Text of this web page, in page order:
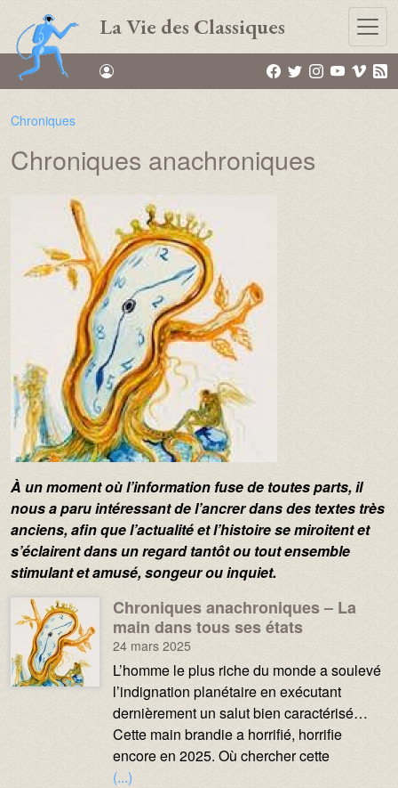
Aller au contenu principal
La Vie des Classiques
Chroniques
Name :
Chroniques anachroniques
À un moment où l’information fuse de toutes parts, il
nous a paru intéressant de l’ancrer dans des textes très
anciens, afin que l’actualité et l’histoire se miroitent et
s’éclairent dans un regard tantôt ou tout ensemble
stimulant et amusé, songeur ou inquiet.
Média :
Image :
Chroniques anachroniques – La
main dans tous ses états
24 mars 2025
Texte :
L’homme le plus riche du monde a soulevé
l’indignation planétaire en exécutant
dernièrement un salut bien caractérisé…
Cette main brandie a horrifié, horrifie
encore en 2025. Où chercher cette
(...)